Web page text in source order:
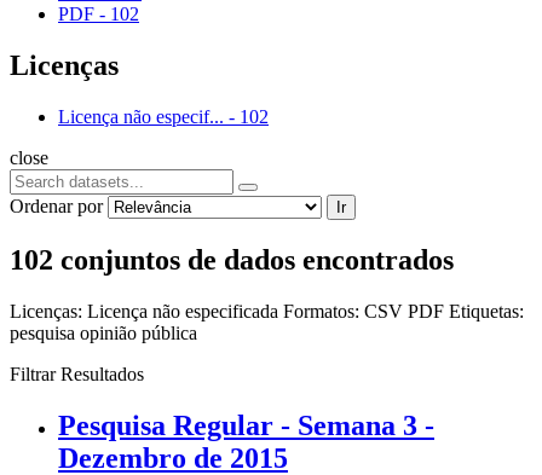
PDF - 102
Licenças
Licença não especif... - 102
close
Ordenar por Ir
102 conjuntos de dados encontrados
Licenças: Licença não especificada Formatos: CSV PDF Etiquetas:
pesquisa opinião pública
Filtrar Resultados
Pesquisa Regular - Semana 3 -
Dezembro de 2015